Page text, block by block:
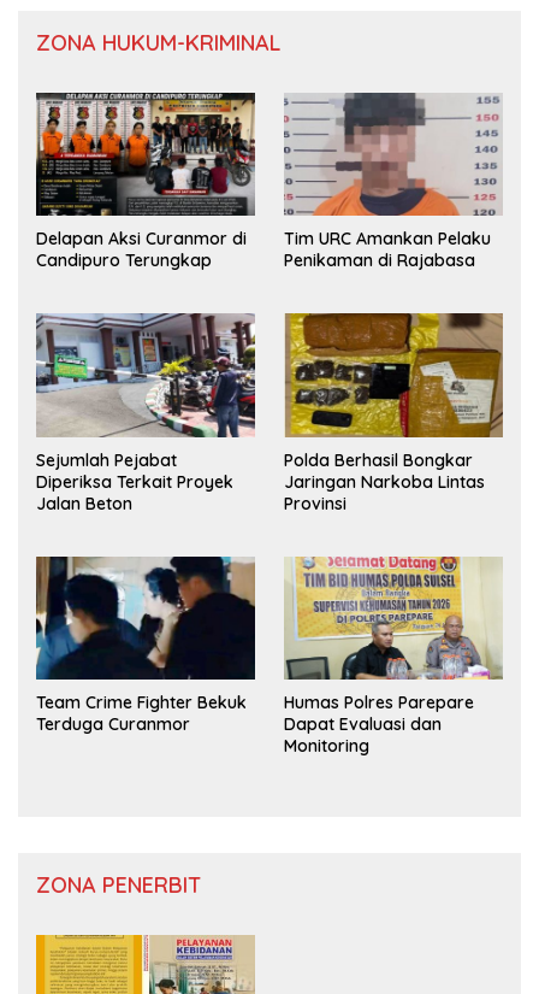
ZONA HUKUM-KRIMINAL
Delapan Aksi Curanmor di
Candipuro Terungkap
Tim URC Amankan Pelaku
Penikaman di Rajabasa
Sejumlah Pejabat
Diperiksa Terkait Proyek
Jalan Beton
Polda Berhasil Bongkar
Jaringan Narkoba Lintas
Provinsi
Team Crime Fighter Bekuk
Terduga Curanmor
Humas Polres Parepare
Dapat Evaluasi dan
Monitoring
ZONA PENERBIT